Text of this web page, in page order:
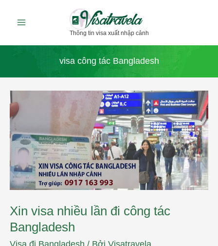
dung
Thông tin visa xuất nhập cảnh
visa công tác Bangladesh
Xin visa nhiều lần đi công tác
Bangladesh
Visa đi Bangladesh / Bởi Visatravela
visa
nhiều
công
tác
Bangladesh